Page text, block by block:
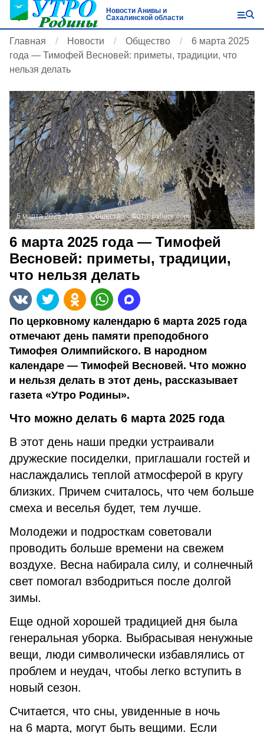
Новости Анивы и
Сахалинской области
Главная Новости Общество
6 марта 2025
года — Тимофей Весновей: приметы, традиции, что
нельзя делать
5 марта 2025, 10:35 Общество Фото:pxhere.com
6 марта 2025 года — Тимофей
Весновей: приметы, традиции,
что нельзя делать
По церковному календарю 6 марта 2025 года
отмечают день памяти преподобного
Тимофея Олимпийского. В народном
календаре — Тимофей Весновей. Что можно
и нельзя делать в этот день, рассказывает
газета «Утро Родины».
Что можно делать 6 марта 2025 года
В этот день наши предки устраивали
дружеские посиделки, приглашали гостей и
наслаждались теплой атмосферой в кругу
близких. Причем считалось, что чем больше
смеха и веселья будет, тем лучше.
Молодежи и подросткам советовали
проводить больше времени на свежем
воздухе. Весна набирала силу, и солнечный
свет помогал взбодриться после долгой
зимы.
Еще одной хорошей традицией дня была
генеральная уборка. Выбрасывая ненужные
вещи, люди символически избавлялись от
проблем и неудач, чтобы легко вступить в
новый сезон.
Считается, что сны, увиденные в ночь
на 6 марта, могут быть вещими. Если